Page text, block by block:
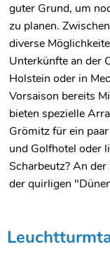
guter Grund, um
zu planen.
diverse
Unterkünfte an der
Holstein oder in
Vorsaison bereits
bieten spezielle
Grömitz für ein
und Golfhotel oder
Scharbeutz? An
der quirligen